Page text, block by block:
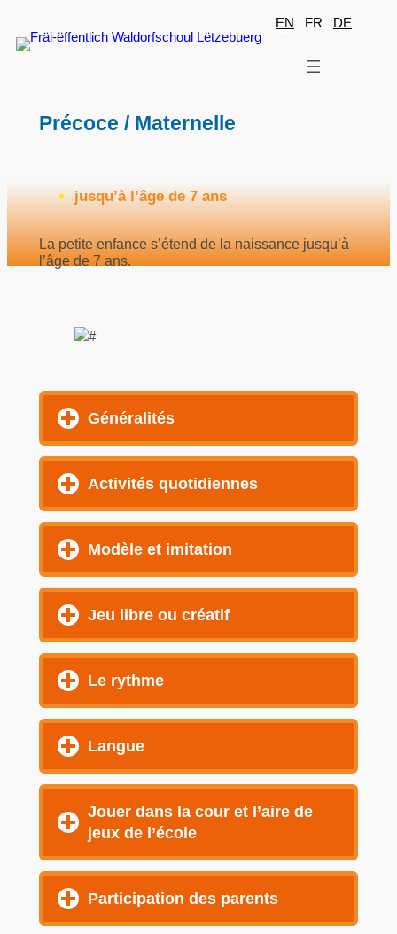
au
contenu
EN FR DE
Précoce / Maternelle
jusqu’à l’âge de 7 ans
La petite enfance s’étend de la naissance jusqu’à
l’âge de 7 ans.
Généralités
Activités quotidiennes
Modèle et imitation
Jeu libre ou créatif
Le rythme
Langue
Jouer dans la cour et l’aire de
jeux de l’école
Participation des parents